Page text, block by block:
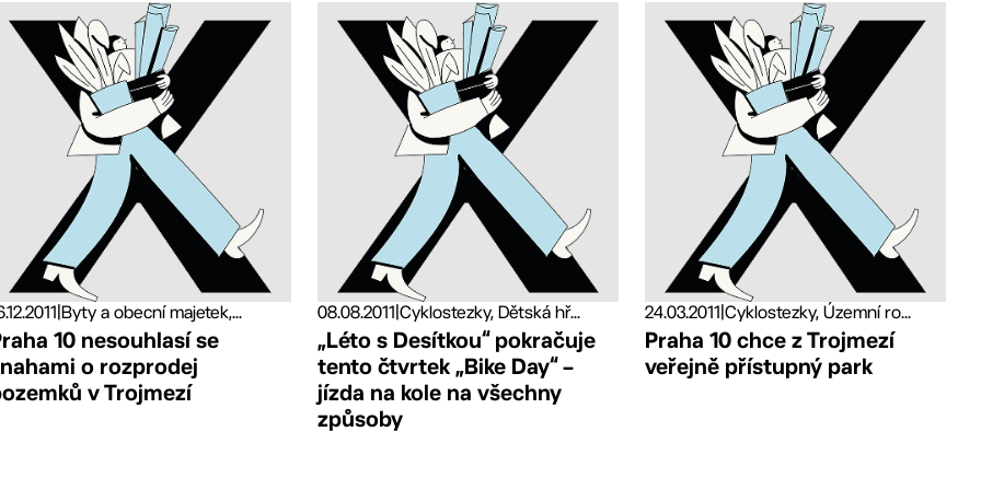
|Byty a obecní majetek,...
10 nesouhlasí se
o rozprodej
v Trojmezí
08.08.2011 Cyklostezky, Dětská hř...
„Léto s Desítkou“ pokračuje
tento čtvrtek „Bike Day“ –
jízda na kole na všechny
způsoby
24.03.2011 Cyklostezky, Územní ro...
Praha 10 chce z Trojmezí
veřejně přístupný park